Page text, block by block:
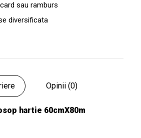
sau ramburs
diversificata
Opinii (0)
hartie 60cmX80m